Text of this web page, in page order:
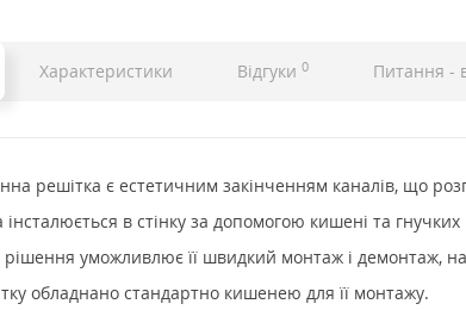
Характеристики Відгуки 0 Питання -
решітка є естетичним закінченням каналів, що
інсталюється в стінку за допомогою кишені та гнучких
рішення уможливлює її швидкий монтаж і демонтаж,
обладнано стандартно кишенею для її монтажу.